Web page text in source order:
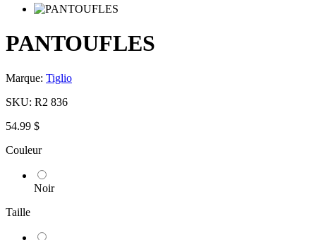
PANTOUFLES
Marque: Tiglio
SKU: R2 836
54.99 $
Couleur
Noir
Taille